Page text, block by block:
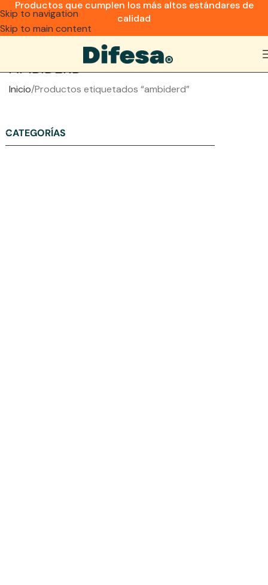
Skip to navigation
Skip to main content
AMBIDERD
Inicio Productos etiquetados “ambiderd”
CATEGORÍAS
Productos que cumplen los más altos estándares de
calidad